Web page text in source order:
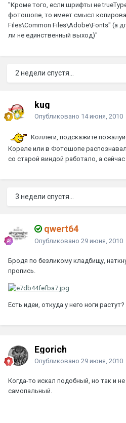
"Кроме того, если шрифты не
фотошопе, то имеет смысл
Files\Common Files\Adobe\Fonts" (а
ли не единственный выход)"
2 недели спустя...
kug
Опубликовано 14 июня, 2010
Коллеги, подскажите
Кореле или в Фотошопе
со старой виндой работало, а
3 недели спустя...
qwert64
Опубликовано 29 июня, 2010
Бродя по безликому кладбищу,
пропись.
Есть идеи, откуда у него ноги растут?
Egorich
Опубликовано 29 июня, 2010
Когда-то искал подобный, но так и
самопальный.